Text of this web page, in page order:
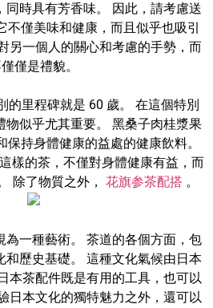
同時具有芳香味。 因此，請考慮送
不僅美味和健康，而且似乎也吸引
另一個人的關心和考慮的手勢，而
僅是禮貌。
的里程碑就是 60 歲。 在這個特別
物似乎尤其重要。 黑桑子肉桂漿果
持身體健康的益處的健康飲料。
樣的茶，不僅對身體健康有益，而
除了物質之外， 花旗参茶配搭 。
為一種藝術。 茶道的各個方面，包
和歷史基礎。 這種文化氣候由日本
本茶配件既是有用的工具，也可以
日本文化的獨特魅力之外，還可以